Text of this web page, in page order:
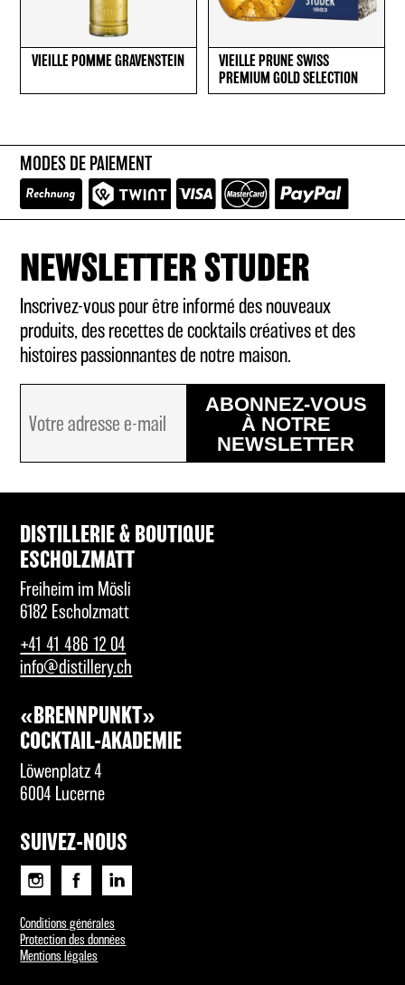
VIEILLE POMME GRAVENSTEIN
VIEILLE PRUNE SWISS
PREMIUM GOLD SELECTION
MODES DE PAIEMENT
NEWSLETTER STUDER
Inscrivez-vous pour être informé des nouveaux
produits, des recettes de cocktails créatives et des
histoires passionnantes de notre maison.
ABONNEZ-VOUS
À NOTRE
NEWSLETTER
DISTILLERIE & BOUTIQUE
ESCHOLZMATT
Freiheim im Mösli
6182 Escholzmatt
+41 41 486 12 04
info@distillery.ch
«BRENNPUNKT»
COCKTAIL-AKADEMIE
Löwenplatz 4
6004 Lucerne
SUIVEZ-NOUS
Conditions générales
Protection des données
Mentions légales